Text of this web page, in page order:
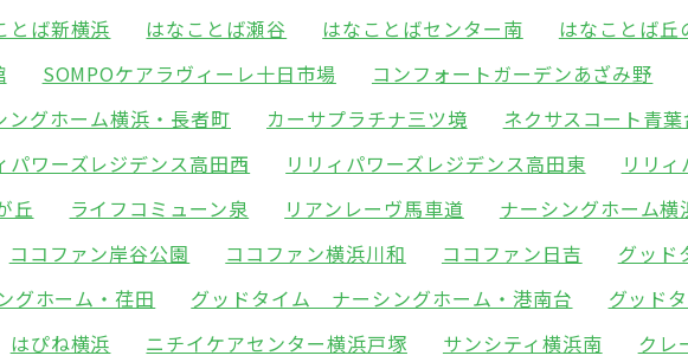
とば新横浜 はなことば瀬谷 はなことばセンター南 はなことば丘
SOMPOケアラヴィーレ十日市場
コンフォートガーデンあざみ野
グホーム横浜・長者町
カーサプラチナ三ツ境 ネクサスコート青葉
パワーズレジデンス高田西 リリィパワーズレジデンス高田東
リリ
丘
ライフコミューン泉 リアンレーヴ馬車道 ナーシングホーム
ココファン岸谷公園 ココファン横浜川和 ココファン日吉
グッド
ホーム・荏田
グッドタイム ナーシングホーム・港南台
グッド
はぴね横浜 ニチイケアセンター横浜戸塚 サンシティ横浜南
クレ